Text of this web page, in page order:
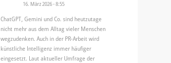
16. März 2026 - 8:55
ChatGPT, Gemini und Co. sind heutzutage
nicht mehr aus dem Alltag vieler Menschen
wegzudenken. Auch in der PR-Arbeit wird
künstliche Intelligenz immer häufiger
eingesetzt. Laut aktueller Umfrage der